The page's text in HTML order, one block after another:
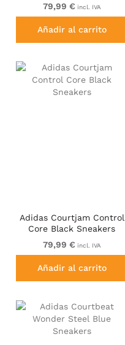
79,99 € incl. IVA
Añadir al carrito
Adidas Courtjam Control
Core Black Sneakers
79,99 € incl. IVA
Añadir al carrito